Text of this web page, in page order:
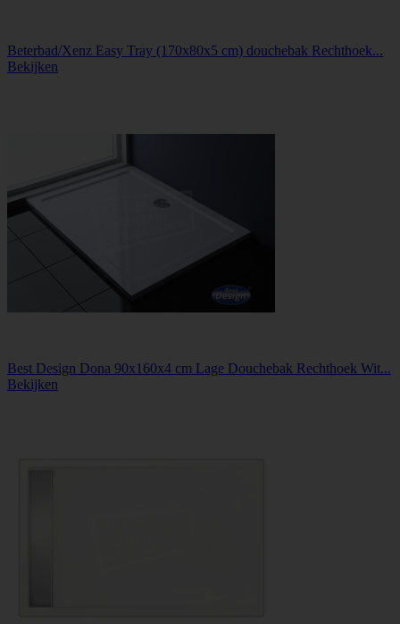
Beterbad/Xenz Easy Tray (170x80x5 cm) douchebak Rechthoek...
Bekijken
Best Design Dona 90x160x4 cm Lage Douchebak Rechthoek Wit...
Bekijken